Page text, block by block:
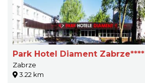
Park Hotel Diament Zabrze****
Zabrze
3.22 km